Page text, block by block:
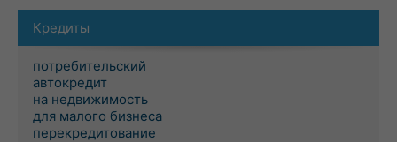
Кредиты
потребительский
автокредит
на недвижимость
для малого бизнеса
перекредитование